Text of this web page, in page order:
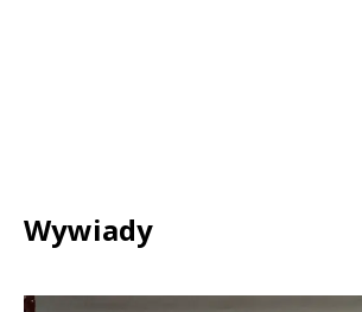
Wywiady